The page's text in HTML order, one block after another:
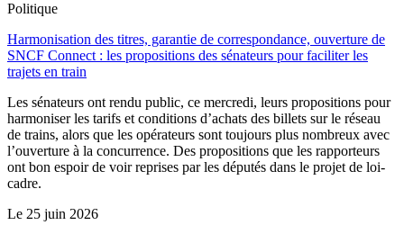
Politique
Harmonisation des titres, garantie de correspondance, ouverture de
SNCF Connect : les propositions des sénateurs pour faciliter les
trajets en train
Les sénateurs ont rendu public, ce mercredi, leurs propositions pour
harmoniser les tarifs et conditions d’achats des billets sur le réseau
de trains, alors que les opérateurs sont toujours plus nombreux avec
l’ouverture à la concurrence. Des propositions que les rapporteurs
ont bon espoir de voir reprises par les députés dans le projet de loi-
cadre.
Le 25 juin 2026